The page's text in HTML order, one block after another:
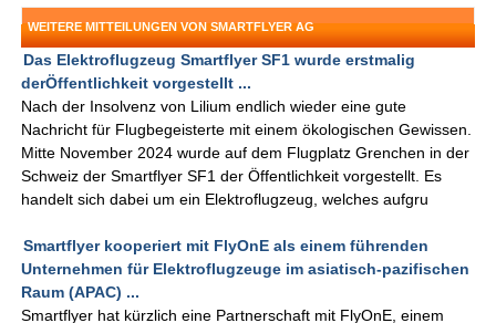
WEITERE MITTEILUNGEN VON SMARTFLYER AG
Das Elektroflugzeug Smartflyer SF1 wurde erstmalig
derÖffentlichkeit vorgestellt ...
Nach der Insolvenz von Lilium endlich wieder eine gute
Nachricht für Flugbegeisterte mit einem ökologischen Gewissen.
Mitte November 2024 wurde auf dem Flugplatz Grenchen in der
Schweiz der Smartflyer SF1 der Öffentlichkeit vorgestellt. Es
handelt sich dabei um ein Elektroflugzeug, welches aufgru
Smartflyer kooperiert mit FlyOnE als einem führenden
Unternehmen für Elektroflugzeuge im asiatisch-pazifischen
Raum (APAC) ...
Smartflyer hat kürzlich eine Partnerschaft mit FlyOnE, einem